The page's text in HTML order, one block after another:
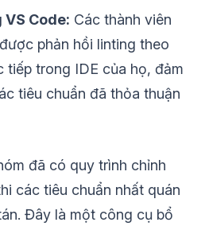
Code: Các thành viên
phản hồi linting theo
tiếp trong IDE của họ, đảm
tiêu chuẩn đã thỏa thuận
đã có quy trình chỉnh
các tiêu chuẩn nhất quán
Đây là một công cụ bổ